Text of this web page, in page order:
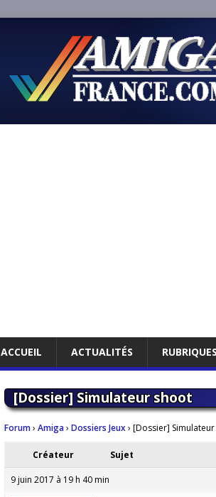
ACCUEIL ACTUALITÉS RUBRIQUES
[Dossier] Simulateur shoot
Forum› Amiga› Dossiers Jeux› [Dossier]
Créateur Sujet
9 juin 2017 à 19 h 40 min